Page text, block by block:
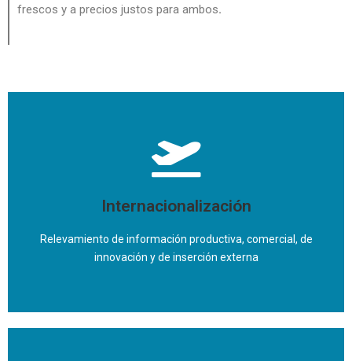
frescos y a precios justos para ambos.
Internacionalización
Relevamiento de información productiva, comercial, de
innovación y de inserción externa